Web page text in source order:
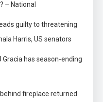
– National
guilty to threatening
Harris, US senators
Gracia has season-ending
fireplace returned